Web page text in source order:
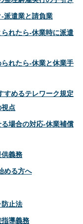
派遣業と請負業
れたら‐休業時に派遣
れたら‐休業と休業手
すめるテレワーク規定
視点
場合の対応‐休業補償
義務
める方へ
止法
導義務